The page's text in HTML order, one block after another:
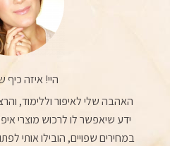
היי! איזה
האהבה שלי לאיפור וללימוד,
ידע שיאפשר לו לרכוש מוצרי
במחירים שפויים, הובילו אותי